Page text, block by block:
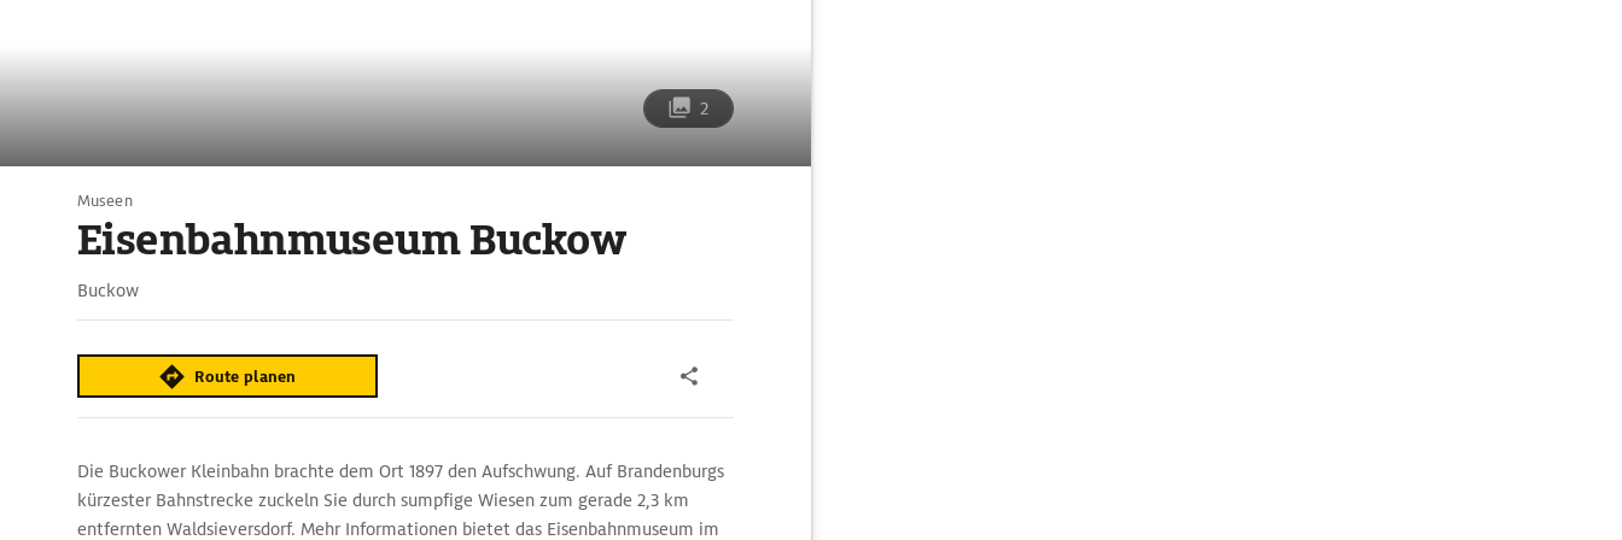
2
Museen
Eisenbahnmuseum Buckow
Buckow
Route planen
Die Buckower Kleinbahn brachte dem Ort 1897 den Aufschwung. Auf Brandenburgs
kürzester Bahnstrecke zuckeln Sie durch sumpfige Wiesen zum gerade 2,3 km
entfernten Waldsieversdorf. Mehr Informationen bietet das Eisenbahnmuseum im